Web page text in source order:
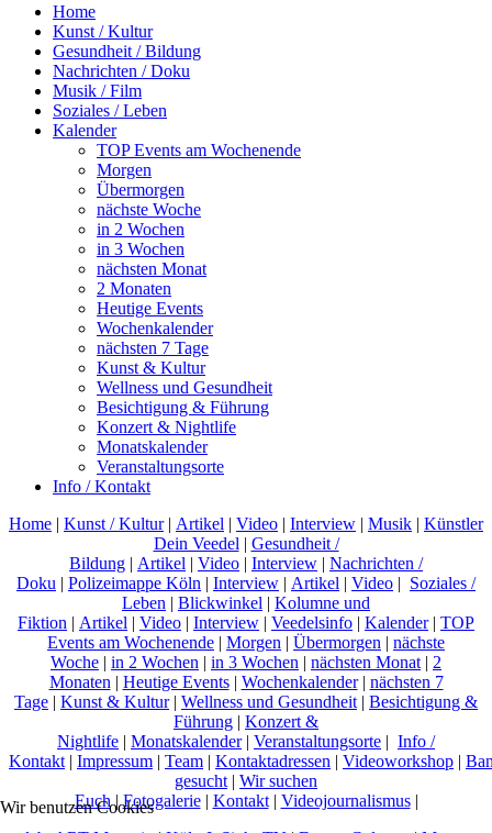
Home
Kunst / Kultur
Gesundheit / Bildung
Nachrichten / Doku
Musik / Film
Soziales / Leben
Kalender
TOP Events am Wochenende
Morgen
Übermorgen
nächste Woche
in 2 Wochen
in 3 Wochen
nächsten Monat
2 Monaten
Heutige Events
Wochenkalender
nächsten 7 Tage
Kunst & Kultur
Wellness und Gesundheit
Besichtigung & Führung
Konzert & Nightlife
Monatskalender
Veranstaltungsorte
Info / Kontakt
Home | Kunst / Kultur| Artikel | Video | Interview | Musik | Künstler
Dein Veedel | Gesundheit /
Bildung | Artikel | Video | Interview | Nachrichten /
Doku | Polizeimappe Köln | Interview | Artikel | Video | Soziales /
Leben | Blickwinkel | Kolumne und
Fiktion | Artikel | Video | Interview | Veedelsinfo | Kalender| TOP
Events am Wochenende | Morgen | Übermorgen | nächste
Woche | in 2 Wochen | in 3 Wochen | nächsten Monat | 2
Monaten | Heutige Events| Wochenkalender| nächsten 7
Tage | Kunst & Kultur| Wellness und Gesundheit | Besichtigung &
Führung | Konzert &
Nightlife | Monatskalender| Veranstaltungsorte | Info /
Kontakt | Impressum | Team | Kontaktadressen | Videoworkshop |
gesucht | Wir suchen
Euch|Fotogalerie| Kontakt| Videojournalismus|
Wir benutzen Cookies